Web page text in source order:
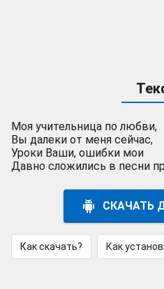
Моя учительница по любви,
Вы далеки от меня сейчас,
Уроки Ваши, ошибки мои
Давно сложились в песни
СКАЧАТЬ
Как скачать? Как